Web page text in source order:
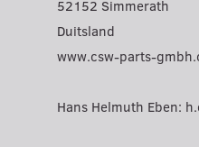
52152 Simmerath
Duitsland
www.csw-parts-
Hans Helmuth Eben: